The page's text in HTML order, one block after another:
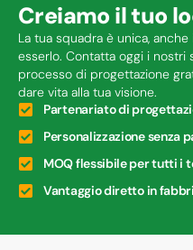
Creiamo il tuo
La tua squadra è unica,
esserlo. Contatta oggi i nostri
processo di progettazione
dare vita alla tua visione.
Partenariato di
Personalizzazione senza
MOQ flessibile per tutti i
Vantaggio diretto in